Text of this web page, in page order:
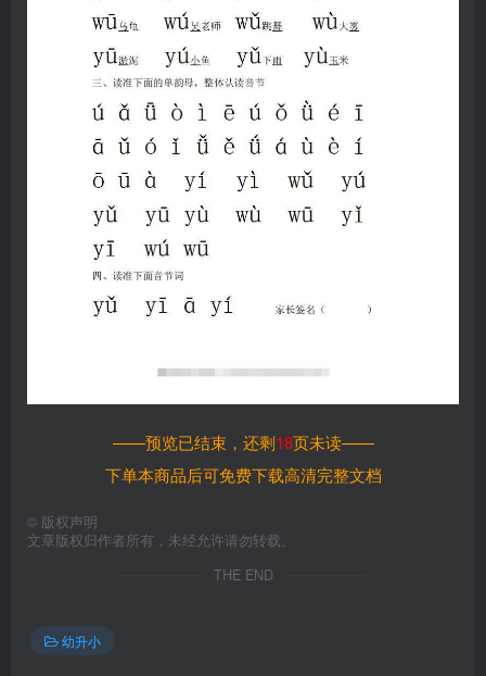
——预览已结束，还剩18页未读——
下单本商品后可免费下载高清完整文档
© 版权声明
文章版权归作者所有，未经允许请勿转载。
THE END
幼升小